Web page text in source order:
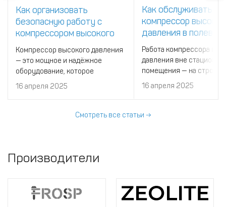
Как организовать
безопасную работу с
компрессором высокого
давления?
Компрессор высокого давления
— это мощное и надёжное
оборудование, которое
используется в
промышленности,
16 апреля 2025
Как обслуживать
компрессор
давления в полевых
условиях?
Работа компрессора
давления вне
помещения — на
площадке, в полевых
испытаниях, при
требует особого
16 апреля 2025
Смотреть все статьи →
Производители